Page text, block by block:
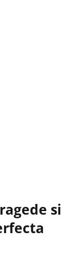
si